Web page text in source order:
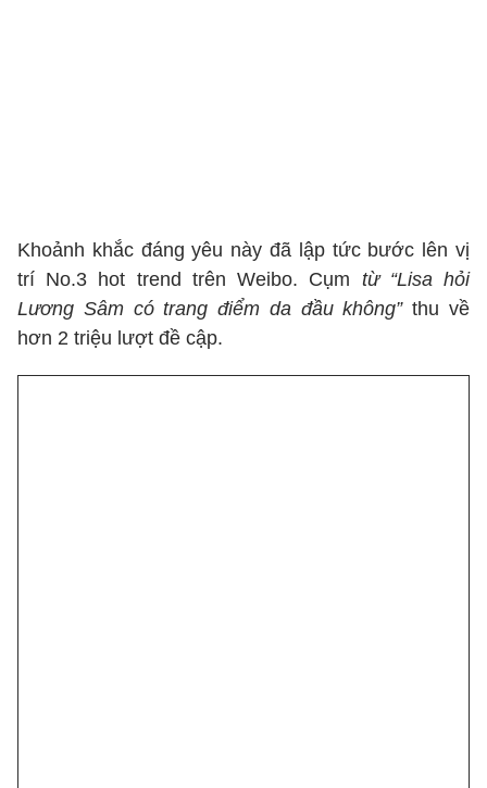
Khoảnh khắc đáng yêu này đã lập tức bước lên vị
trí No.3 hot trend trên Weibo. Cụm từ “Lisa hỏi
Lương Sâm có trang điểm da đầu không”thu về
hơn 2 triệu lượt đề cập.